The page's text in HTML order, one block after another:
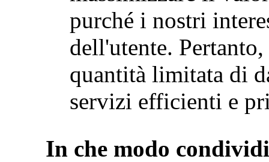
purché i nostri
dell'utente.
quantità limitata di
servizi efficienti e
In che modo